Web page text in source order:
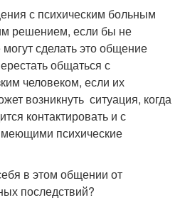
с психическим больным
решением, если бы не
сделать это общение
общаться с
человеком, если их
возникнуть ситуация, когда
контактировать и с
психические
в этом общении от
последствий?